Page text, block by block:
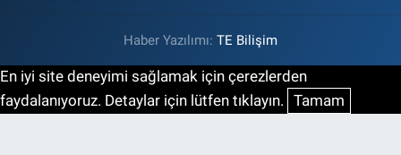
Haber Yazılımı: TE Bilişim
En iyi site deneyimi sağlamak için çerezlerden
faydalanıyoruz. Detaylar için lütfen tıklayın. Tamam